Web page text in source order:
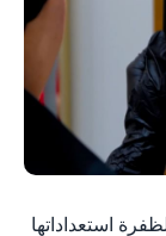
الظفرة استعداداتها